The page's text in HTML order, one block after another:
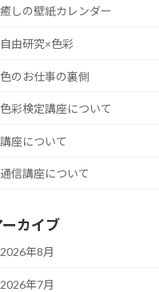
癒しの壁紙カレンダー
自由研究×色彩
色のお仕事の裏側
色彩検定講座について
講座について
通信講座について
ーカイブ
2026年8月
2026年7月